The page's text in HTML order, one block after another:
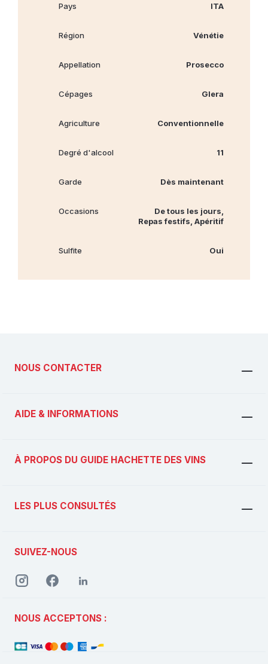
Pays ITA
Région Vénétie
Appellation Prosecco
Cépages Glera
Agriculture Conventionnelle
Degré d'alcool 11
Garde Dès maintenant
Occasions
De tous les jours,
Repas festifs, Apéritif
Sulfite Oui
NOUS CONTACTER
AIDE & INFORMATIONS
À PROPOS DU GUIDE HACHETTE DES VINS
LES PLUS CONSULTÉS
SUIVEZ-NOUS
NOUS ACCEPTONS :